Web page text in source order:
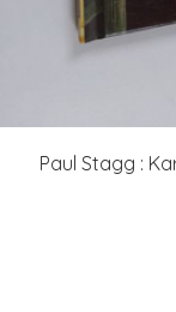
Paul Stagg :